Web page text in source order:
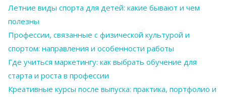
Летние виды спорта для детей: какие бывают и чем
полезны
Профессии, связанные с физической культурой и
спортом: направления и особенности работы
Где учиться маркетингу: как выбрать обучение для
старта и роста в профессии
Креативные курсы после выпуска: практика, портфолио и